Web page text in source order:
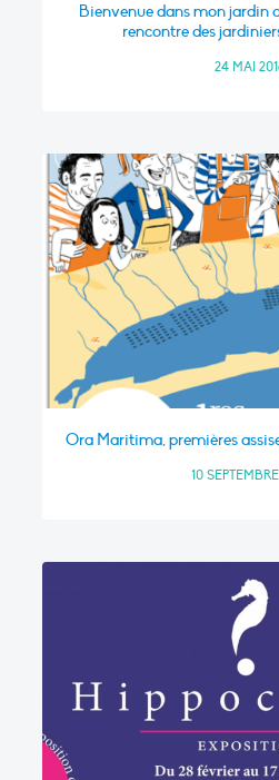
Bienvenue dans mon jardin
rencontre des
24 MAI
Ora Maritima, premières
10